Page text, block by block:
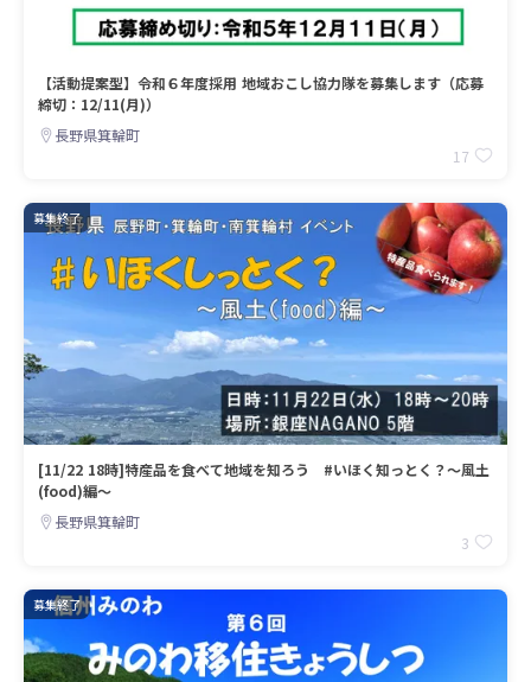
【活動提案型】令和６年度採用 地域おこし協力隊を募集します（応募
締切：12/11(月)）
長野県箕輪町
17
募集終了
[11/22 18時]特産品を食べて地域を知ろう #いほく知っとく？～風土
(food)編～
長野県箕輪町
3
募集終了